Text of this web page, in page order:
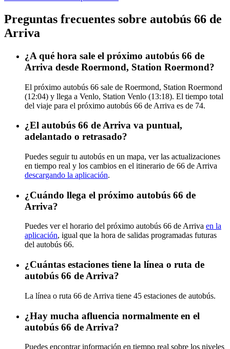
Preguntas frecuentes sobre autobús 66 de
Arriva
¿A qué hora sale el próximo autobús 66 de
Arriva desde Roermond, Station Roermond?
El próximo autobús 66 sale de Roermond, Station Roermond
(12:04) y llega a Venlo, Station Venlo (13:18). El tiempo total
del viaje para el próximo autobús 66 de Arriva es de 74.
¿El autobús 66 de Arriva va puntual,
adelantado o retrasado?
Puedes seguir tu autobús en un mapa, ver las actualizaciones
en tiempo real y los cambios en el itinerario de 66 de Arriva
descargando la aplicación.
¿Cuándo llega el próximo autobús 66 de
Arriva?
Puedes ver el horario del próximo autobús 66 de Arriva en la
aplicación, igual que la hora de salidas programadas futuras
del autobús 66.
¿Cuántas estaciones tiene la línea o ruta de
autobús 66 de Arriva?
La línea o ruta 66 de Arriva tiene 45 estaciones de autobús.
¿Hay mucha afluencia normalmente en el
autobús 66 de Arriva?
Puedes encontrar información en tiempo real sobre los niveles